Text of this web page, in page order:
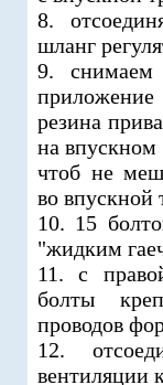
8.
шланг
9. снимаем
резина
на
чтоб не
во впускной
10. 15
"жидким
11. с
болты
проводов
12.
вентиляции